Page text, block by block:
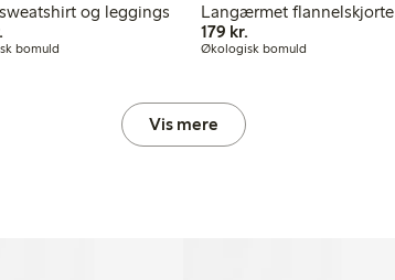
og leggings
bomuld
Langærmet flannelskjorte
179 kr.
Økologisk bomuld
Vis mere